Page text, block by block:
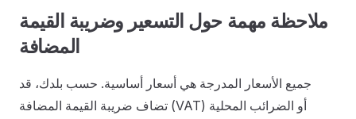
ملاحظة مهمة حول التسعير وضريبة القيمة
المضافة
جميع الأسعار المدرجة هي أسعار أساسية. حسب بلدك، قد
تضاف ضريبة القيمة المضافة (VAT) أو الضرائب المحلية